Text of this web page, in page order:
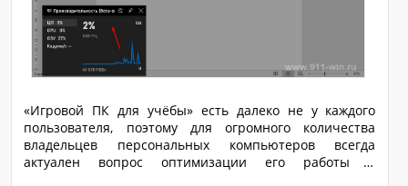
«Игровой ПК для учёбы» есть далеко не у каждого
пользователя, поэтому для огромного количества
владельцев персональных компьютеров всегда
актуален вопрос оптимизации его работы и